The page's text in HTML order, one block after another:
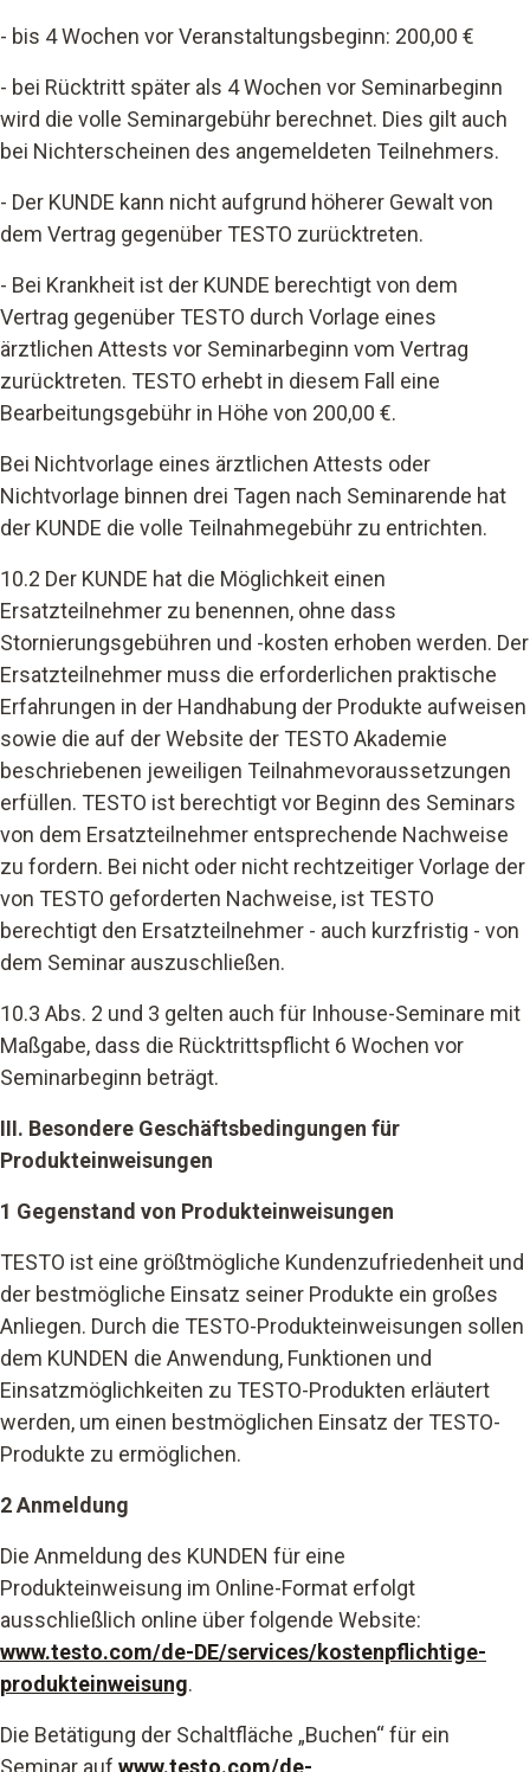
- bis 4 Wochen vor Veranstaltungsbeginn: 200,00 €
- bei Rücktritt später als 4 Wochen vor Seminarbeginn
wird die volle Seminargebühr berechnet. Dies gilt auch
bei Nichterscheinen des angemeldeten Teilnehmers.
- Der KUNDE kann nicht aufgrund höherer Gewalt von
dem Vertrag gegenüber TESTO zurücktreten.
- Bei Krankheit ist der KUNDE berechtigt von dem
Vertrag gegenüber TESTO durch Vorlage eines
ärztlichen Attests vor Seminarbeginn vom Vertrag
zurücktreten. TESTO erhebt in diesem Fall eine
Bearbeitungsgebühr in Höhe von 200,00 €.
Bei Nichtvorlage eines ärztlichen Attests oder
Nichtvorlage binnen drei Tagen nach Seminarende hat
der KUNDE die volle Teilnahmegebühr zu entrichten.
10.2 Der KUNDE hat die Möglichkeit einen
Ersatzteilnehmer zu benennen, ohne dass
Stornierungsgebühren und -kosten erhoben werden. Der
Ersatzteilnehmer muss die erforderlichen praktische
Erfahrungen in der Handhabung der Produkte aufweisen
sowie die auf der Website der TESTO Akademie
beschriebenen jeweiligen Teilnahmevoraussetzungen
erfüllen. TESTO ist berechtigt vor Beginn des Seminars
von dem Ersatzteilnehmer entsprechende Nachweise
zu fordern. Bei nicht oder nicht rechtzeitiger Vorlage der
von TESTO geforderten Nachweise, ist TESTO
berechtigt den Ersatzteilnehmer - auch kurzfristig - von
dem Seminar auszuschließen.
10.3 Abs. 2 und 3 gelten auch für Inhouse-Seminare mit
Maßgabe, dass die Rücktrittspflicht 6 Wochen vor
Seminarbeginn beträgt.
III. Besondere Geschäftsbedingungen für
Produkteinweisungen
1 Gegenstand von Produkteinweisungen
TESTO ist eine größtmögliche Kundenzufriedenheit und
der bestmögliche Einsatz seiner Produkte ein großes
Anliegen. Durch die TESTO-Produkteinweisungen sollen
dem KUNDEN die Anwendung, Funktionen und
Einsatzmöglichkeiten zu TESTO-Produkten erläutert
werden, um einen bestmöglichen Einsatz der TESTO-
Produkte zu ermöglichen.
2 Anmeldung
Die Anmeldung des KUNDEN für eine
Produkteinweisung im Online-Format erfolgt
ausschließlich online über folgende Website:
www.testo.com/de-DE/services/kostenpflichtige-
produkteinweisung.
Die Betätigung der Schaltfläche „Buchen“ für ein
Seminar auf www.testo.com/de-